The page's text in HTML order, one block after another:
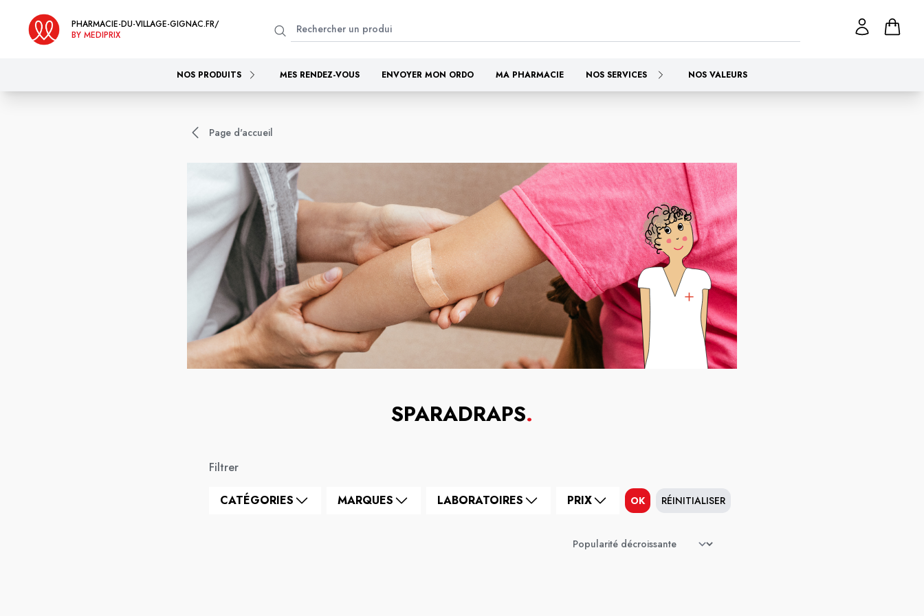
PHARMACIE-DU-VILLAGE-GIGNAC.FR/
BY MEDIPRIX
NOS PRODUITS MES RENDEZ-VOUS ENVOYER MON ORDO MA PHARMACIE NOS SERVICES NOS VALEURS
Page d'accueil
SPARADRAPS.
Filtrer
CATÉGORIES MARQUES LABORATOIRES PRIX OK RÉINITIALISER